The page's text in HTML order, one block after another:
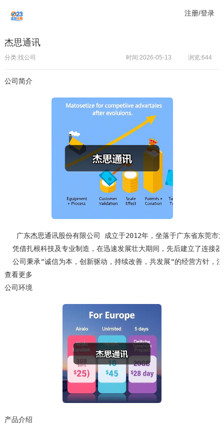
注册/登录
杰思通讯
分类:找公司 浏览:644
时间:2026-05-13
公司简介
广东杰思通讯股份有限公司 成立于2012年，坐落于广东省东莞市
凭借扎根科技及专业制造，在迅速发展壮大期间，先后建立了连
公司秉承"诚信为本，创新驱动，持续改善，共发展"的经营方针，
查看更多
公司环境
产品介绍